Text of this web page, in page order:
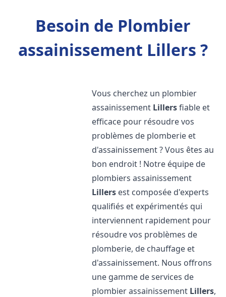
Besoin de Plombier
assainissement Lillers ?
Vous cherchez un plombier
assainissement Lillersfiable et
efficace pour résoudre vos
problèmes de plomberie et
d'assainissement ? Vous êtes au
bon endroit ! Notre équipe de
plombiers assainissement
Lillers est composée d'experts
qualifiés et expérimentés qui
interviennent rapidement pour
résoudre vos problèmes de
plomberie, de chauffage et
d'assainissement. Nous offrons
une gamme de services de
plombier assainissement Lillers,